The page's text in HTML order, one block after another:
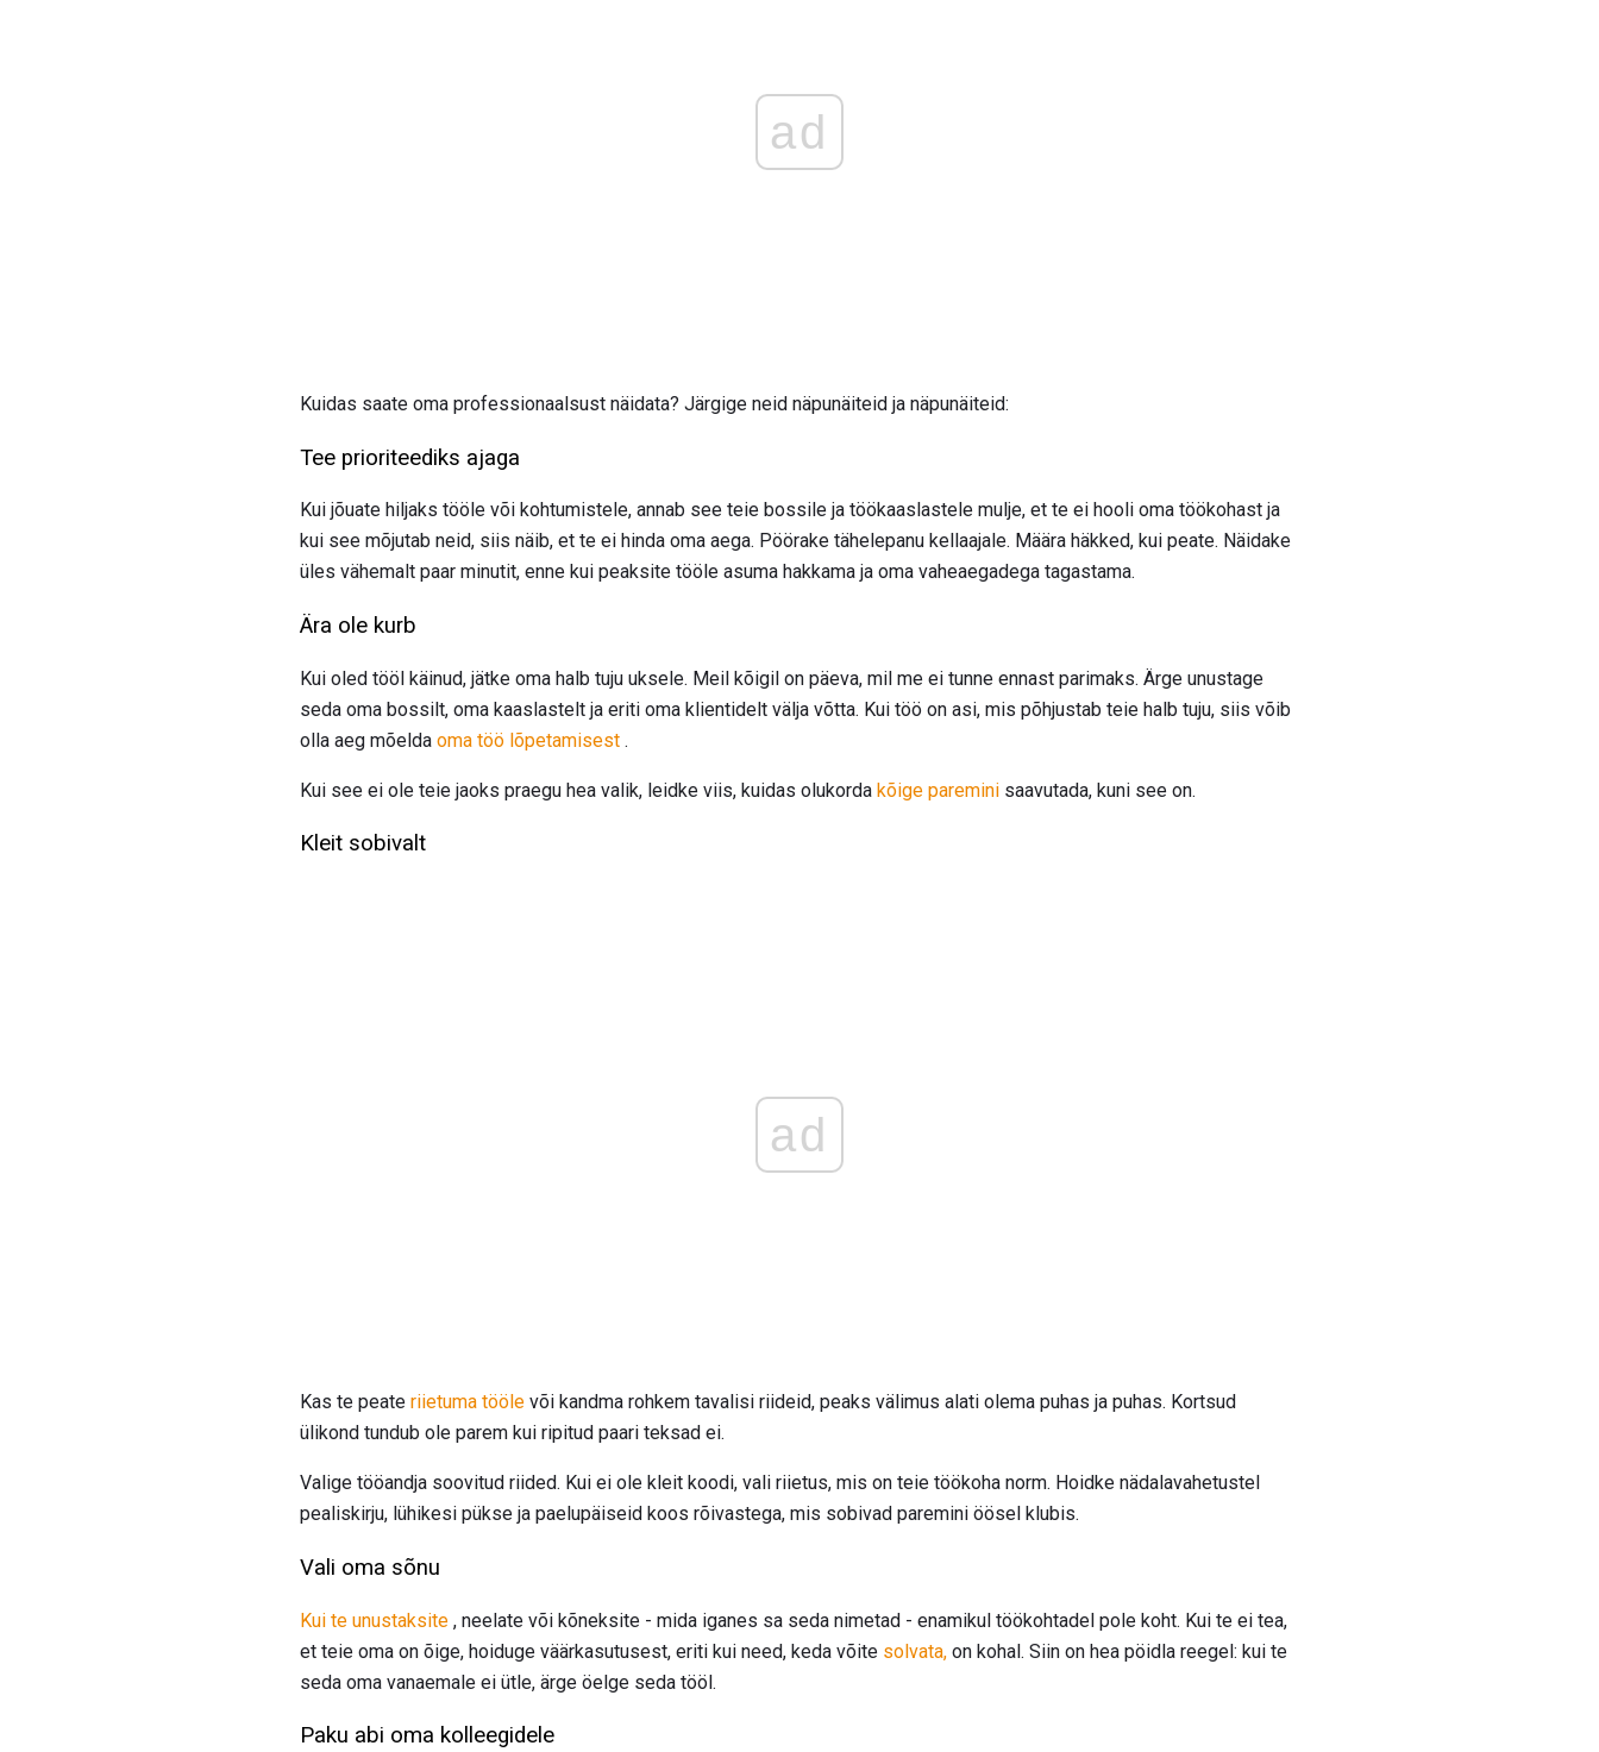
ad
Kuidas saate oma professionaalsust näidata? Järgige neid näpunäiteid ja näpunäiteid:
Tee prioriteediks ajaga
Kui jõuate hiljaks tööle või kohtumistele, annab see teie bossile ja töökaaslastele mulje, et te ei hooli oma töökohast ja
kui see mõjutab neid, siis näib, et te ei hinda oma aega. Pöörake tähelepanu kellaajale. Määra häkked, kui peate. Näidake
üles vähemalt paar minutit, enne kui peaksite tööle asuma hakkama ja oma vaheaegadega tagastama.
Ära ole kurb
Kui oled tööl käinud, jätke oma halb tuju uksele. Meil kõigil on päeva, mil me ei tunne ennast parimaks. Ärge unustage
seda oma bossilt, oma kaaslastelt ja eriti oma klientidelt välja võtta. Kui töö on asi, mis põhjustab teie halb tuju, siis võib
olla aeg mõelda oma töö lõpetamisest .
Kui see ei ole teie jaoks praegu hea valik, leidke viis, kuidas olukorda kõige paremini saavutada, kuni see on.
Kleit sobivalt
ad
Kas te peate riietuma tööle või kandma rohkem tavalisi riideid, peaks välimus alati olema puhas ja puhas. Kortsud
ülikond tundub ole parem kui ripitud paari teksad ei.
Valige tööandja soovitud riided. Kui ei ole kleit koodi, vali riietus, mis on teie töökoha norm. Hoidke nädalavahetustel
pealiskirju, lühikesi pükse ja paelupäiseid koos rõivastega, mis sobivad paremini öösel klubis.
Vali oma sõnu
Kui te unustaksite , neelate või kõneksite - mida iganes sa seda nimetad - enamikul töökohtadel pole koht. Kui te ei tea,
et teie oma on õige, hoiduge väärkasutusest, eriti kui need, keda võite solvata, on kohal. Siin on hea pöidla reegel: kui te
seda oma vanaemale ei ütle, ärge öelge seda tööl.
Paku abi oma kolleegidele